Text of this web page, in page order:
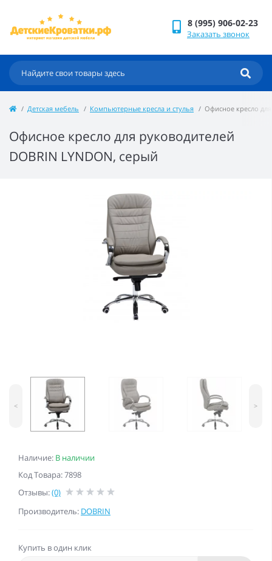
8 (995) 906-02-23
Заказать звонок
Детская мебель Компьютерные кресла и стулья Офисное кресло
Офисное кресло для руководителей
DOBRIN LYNDON, серый
Наличие: В наличии
Код Товара: 7898
Отзывы:(0)
Производитель: DOBRIN
< >
Купить в один клик